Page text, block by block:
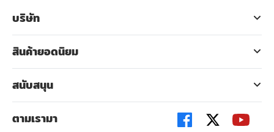
บริษัท
สินค้ายอดนิยม
สนับสนุน
ตามเรามา